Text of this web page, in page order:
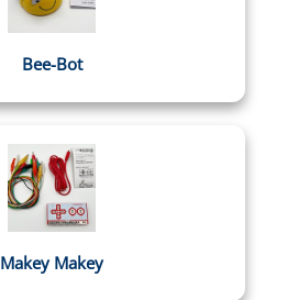
Bee-Bot
Makey Makey